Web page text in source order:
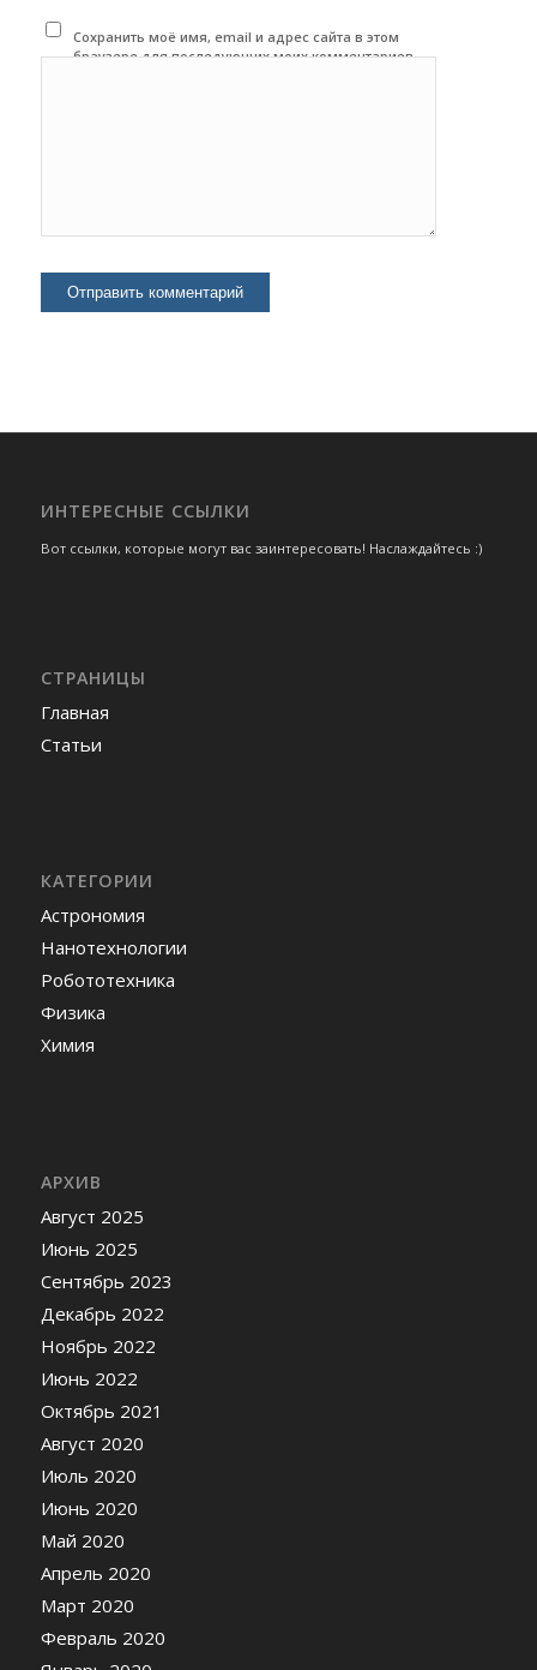
Сохранить моё имя, email и адрес сайта в этом
браузере для последующих моих комментариев.
ИНТЕРЕСНЫЕ ССЫЛКИ
Вот ссылки, которые могут вас заинтересовать! Наслаждайтесь :)
СТРАНИЦЫ
Главная
Статьи
КАТЕГОРИИ
Астрономия
Нанотехнологии
Робототехника
Физика
Химия
АРХИВ
Август 2025
Июнь 2025
Сентябрь 2023
Декабрь 2022
Ноябрь 2022
Июнь 2022
Октябрь 2021
Август 2020
Июль 2020
Июнь 2020
Май 2020
Апрель 2020
Март 2020
Февраль 2020